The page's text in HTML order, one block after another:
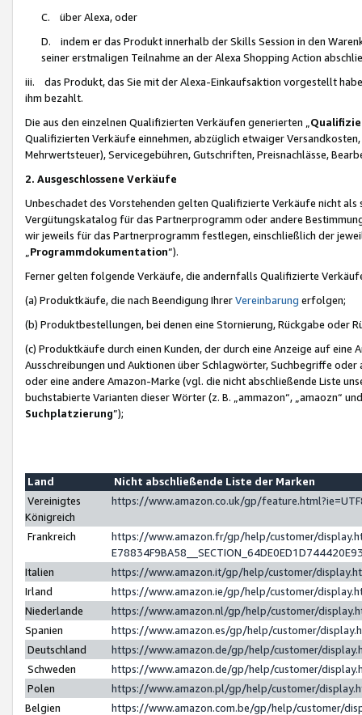
C. über Alexa, oder
D. indem er das Produkt innerhalb der Skills Session in den
seiner erstmaligen Teilnahme an der Alexa Shopping Action
iii. das Produkt, das Sie mit der Alexa-Einkaufsaktion vorgestellt
ihm bezahlt.
Die aus den einzelnen Qualifizierten Verkäufen generierten „
Qualifizierten Verkäufe einnehmen, abzüglich etwaiger
Mehrwertsteuer), Servicegebühren, Gutschriften, Preisnachlässe,
2. Ausgeschlossene Verkäufe
Unbeschadet des Vorstehenden gelten Qualifizierte Verkäufe nicht
Vergütungskatalog für das Partnerprogramm oder andere
wir jeweils für das Partnerprogramm festlegen, einschließlich der
Programmdokumentation“).
Ferner gelten folgende Verkäufe, die andernfalls Qualifizierte
(a) Produktkäufe, die nach Beendigung IhrerVereinbarung erfolgen;
(b) Produktbestellungen, bei denen eine Stornierung, Rückgabe oder
(c) Produktkäufe durch einen Kunden, der durch eine Anzeige auf
Ausschreibungen und Auktionen über Schlagwörter, Suchbegriffe
oder eine andere Amazon-Marke (vgl. die nicht abschließende Liste
buchstabierte Varianten dieser Wörter (z. B. „ammazon“, „amaozn“
Suchplatzierung”);
Land
Nicht abschließende Liste der Marken
Vereinigtes
Königreich
https://www.amazon.co.uk/gp/
Frankreich
https://www.amazon.fr/gp/help/customer/
Italien
https://www.amazon.it/gp/help/customer/
Irland
https://www.amazon.ie/gp/help/customer/
Niederlande
https://www.amazon.nl/gp/help/customer/
Spanien
https://www.amazon.es/gp/help/customer/
Deutschland
https://www.amazon.de/gp/help/customer/
Schweden
https://www.amazon.de/gp/help/customer/
Polen
https://www.amazon.pl/gp/help/customer/
Belgien
https://www.amazon.com.be/gp/help/customer/